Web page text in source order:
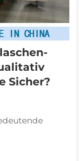
Sicher?
der